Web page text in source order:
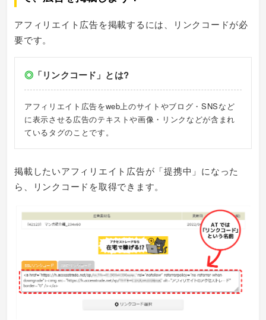
アフィリエイト広告を掲載するには、リンクコードが必
要です。
◎ 「リンクコード」とは?
アフィリエイト広告をweb上のサイトやブログ・SNSなど
に表示させる広告のテキストや画像・リンクなどが含まれ
ているタグのことです。
掲載したいアフィリエイト広告が「提携中」になった
ら、リンクコードを取得できます。